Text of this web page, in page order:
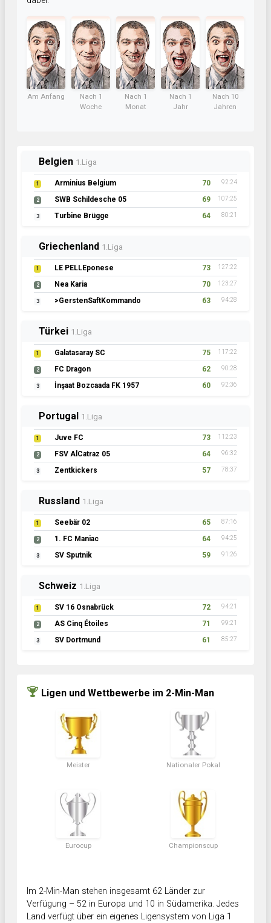
Am Anfang
Nach 1
Woche
Nach 1
Monat
Nach 1
Jahr
Nach 10
Jahren
Belgien 1.Liga
1 Arminius Belgium 70 92:24
2 SWB Schildesche 05 69 107:25
3 Turbine Brügge 64 80:21
Griechenland 1.Liga
1 LE PELLEponese 73 127:22
2 Nea Karia 70 123:27
3 >GerstenSaftKommando 63 94:28
Türkei 1.Liga
1 Galatasaray SC 75 117:22
2 FC Dragon 62 90:28
3 İnşaat Bozcaada FK 1957 60 92:36
Portugal 1.Liga
1 Juve FC 73 112:23
2 FSV AlCatraz 05 64 96:32
3 Zentkickers 57 78:37
Russland 1.Liga
1 Seebär 02 65 87:16
2 1. FC Maniac 64 94:25
3 SV Sputnik 59 91:26
Schweiz 1.Liga
1 SV 16 Osnabrück 72 94:21
2 AS Cinq Étoiles 71 99:21
3 SV Dortmund 61 85:27
Ligen und Wettbewerbe im 2-Min-Man
Meister Nationaler Pokal
Eurocup Championscup
Im 2-Min-Man stehen insgesamt 62 Länder zur
Verfügung – 52 in Europa und 10 in Südamerika. Jedes
Land verfügt über ein eigenes Ligensystem von Liga 1